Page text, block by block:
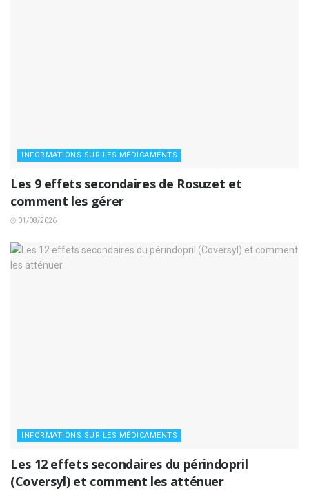
INFORMATIONS SUR LES MÉDICAMENTS
Les 9 effets secondaires de Rosuzet et
comment les gérer
01/08/2026
INFORMATIONS SUR LES MÉDICAMENTS
Les 12 effets secondaires du périndopril
(Coversyl) et comment les atténuer